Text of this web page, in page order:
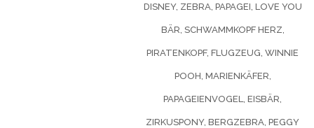
DISNEY, ZEBRA, PAPAGEI, LOVE YOU
BÄR, SCHWAMMKOPF HERZ,
PIRATENKOPF, FLUGZEUG, WINNIE
POOH, MARIENKÄFER,
PAPAGEIENVOGEL, EISBÄR,
ZIRKUSPONY, BERGZEBRA, PEGGY